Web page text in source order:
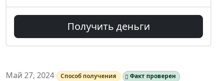
Получить деньги
Май 27, 2024 Способ получения
Факт проверен